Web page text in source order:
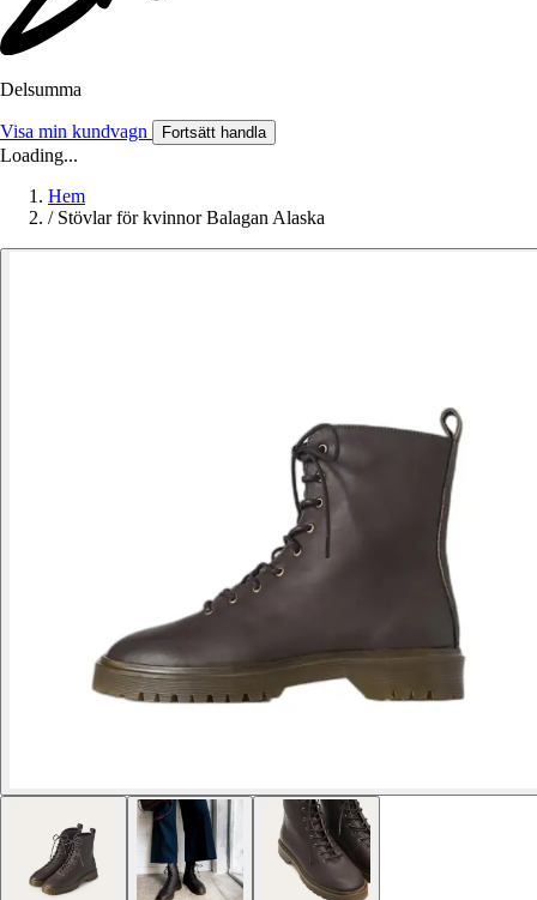
Delsumma
Visa min kundvagn Fortsätt handla
Loading...
Hem
/ Stövlar för kvinnor Balagan Alaska